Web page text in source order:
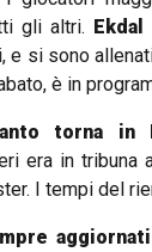
gli altri.
e si sono
è in
torna
era in tribuna
I tempi del
aggiornati